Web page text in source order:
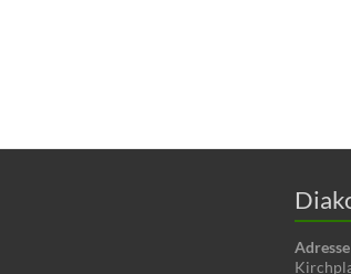
Adresse